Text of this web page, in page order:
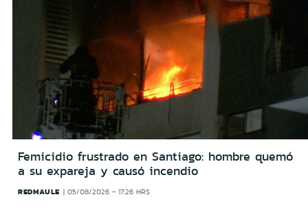
Femicidio frustrado en Santiago: hombre quemó
a su expareja y causó incendio
REDMAULE 05/08/2026 - 17:26 HRS